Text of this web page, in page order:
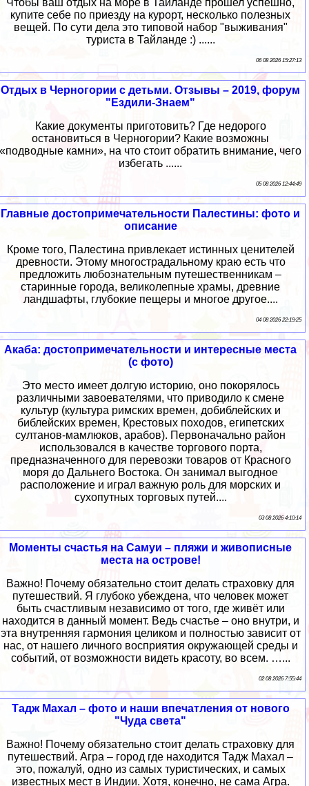
Чтобы ваш отдых на море в Тайланде прошел успешно,
купите себе по приезду на курорт, несколько полезных
вещей. По сути дела это типовой набор "выживания"
туриста в Тайланде :) ......
06 08 2026 15:27:13
Отдых в Черногории с детьми. Отзывы – 2019, форум
"Ездили-Знаем"
Какие документы приготовить? Где недорого
остановиться в Черногории? Какие возможны
«подводные камни», на что стоит обратить внимание, чего
избегать ......
05 08 2026 12:44:49
Главные достопримечательности Палестины: фото и
описание
Кроме того, Палестина привлекает истинных ценителей
древности. Этому многострадальному краю есть что
предложить любознательным путешественникам –
старинные города, великолепные храмы, древние
ландшафты, глубокие пещеры и многое другое....
04 08 2026 22:19:25
Акаба: достопримечательности и интересные места
(с фото)
Это место имеет долгую историю, оно покорялось
различными завоевателями, что приводило к смене
культур (культура римских времен, добиблейских и
библейских времен, Крестовых походов, египетских
султанов-мамлюков, арабов). Первоначально район
использовался в качестве торгового порта,
предназначенного для перевозки товаров от Красного
моря до Дальнего Востока. Он занимал выгодное
расположение и играл важную роль для морских и
сухопутных торговых путей....
03 08 2026 4:10:14
Моменты счастья на Самуи – пляжи и живописные
места на острове!
Важно! Почему обязательно стоит делать страховку для
путешествий. Я глубоко убеждена, что человек может
быть счастливым независимо от того, где живёт или
находится в данный момент. Ведь счастье – оно внутри, и
эта внутренняя гармония целиком и полностью зависит от
нас, от нашего личного восприятия окружающей среды и
событий, от возможности видеть красоту, во всем. …...
02 08 2026 7:55:44
Тадж Махал – фото и наши впечатления от нового
"Чуда света"
Важно! Почему обязательно стоит делать страховку для
путешествий. Агра – город где находится Тадж Махал –
это, пожалуй, одно из самых туристических, и самых
известных мест в Индии. Хотя, конечно, не сама Агра.